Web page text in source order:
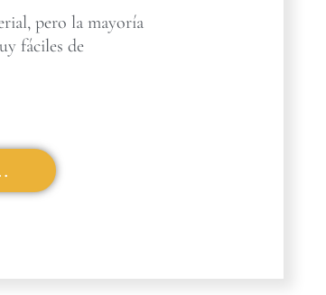
pero la mayoría
fáciles de